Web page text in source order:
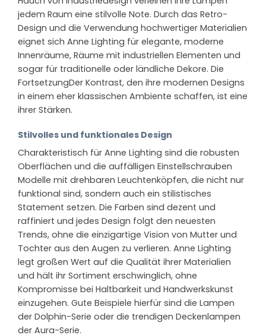
jedem Raum eine stilvolle Note. Durch das Retro-
Design und die Verwendung hochwertiger Materialien
eignet sich Anne Lighting für elegante, moderne
Innenräume, Räume mit industriellen Elementen und
sogar für traditionelle oder ländliche Dekore. Die
FortsetzungDer Kontrast, den ihre modernen Designs
in einem eher klassischen Ambiente schaffen, ist eine
ihrer Stärken.
Stilvolles und funktionales Design
Charakteristisch für Anne Lighting sind die robusten
Oberflächen und die auffälligen Einstellschrauben
Modelle mit drehbaren Leuchtenköpfen, die nicht nur
funktional sind, sondern auch ein stilistisches
Statement setzen. Die Farben sind dezent und
raffiniert und jedes Design folgt den neuesten
Trends, ohne die einzigartige Vision von Mutter und
Tochter aus den Augen zu verlieren. Anne Lighting
legt großen Wert auf die Qualität ihrer Materialien
und hält ihr Sortiment erschwinglich, ohne
Kompromisse bei Haltbarkeit und Handwerkskunst
einzugehen. Gute Beispiele hierfür sind die Lampen
der Dolphin-Serie oder die trendigen Deckenlampen
der Aura-Serie.